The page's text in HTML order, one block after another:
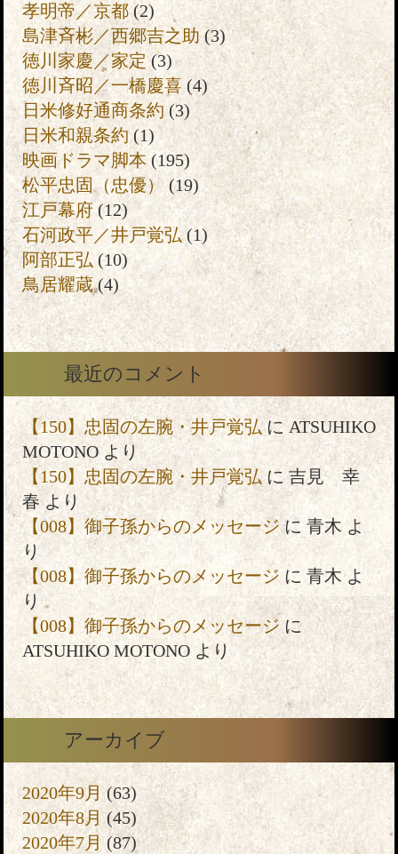
孝明帝／京都(2)
島津斉彬／西郷吉之助 (3)
徳川家慶／家定 (3)
徳川斉昭／一橋慶喜 (4)
日米修好通商条約 (3)
日米和親条約(1)
映画ドラマ脚本(195)
松平忠固（忠優）
(19)
江戸幕府(12)
石河政平／井戸覚弘(1)
阿部正弘 (10)
鳥居耀蔵(4)
最近のコメント
【150】忠固の左腕・井戸覚弘にATSUHIKO
MOTONOより
【150】忠固の左腕・井戸覚弘に 吉見 幸
春より
【008】御子孫からのメッセージに 青木 よ
り
【008】御子孫からのメッセージに 青木よ
り
【008】御子孫からのメッセージ に
ATSUHIKO MOTONOより
アーカイブ
2020年9月 (63)
2020年8月(45)
2020年7月(87)